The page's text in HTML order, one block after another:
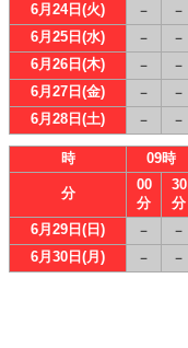
6月24日(火) － －
6月25日(水) － －
6月26日(木) － －
6月27日(金) － －
6月28日(土) － －
時 09時
分
00
分
30
分
6月29日(日)
－ －
6月30日(月) － －